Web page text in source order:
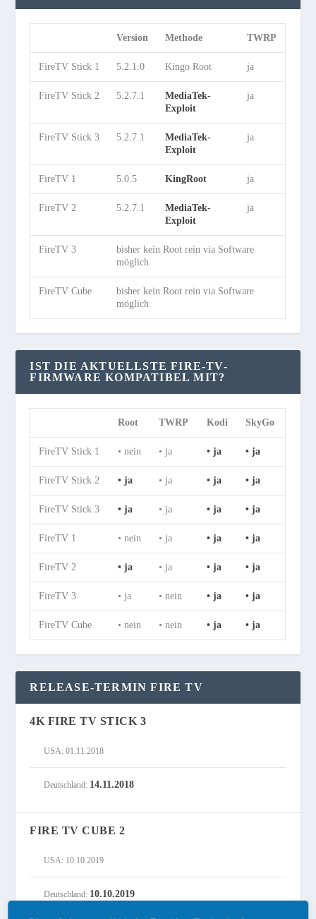
Version Methode TWRP
FireTV Stick 1 5.2.1.0 Kingo Root ja
FireTV Stick 2 5.2.7.1
MediaTek-
Exploit
ja
FireTV Stick 3 5.2.7.1
MediaTek-
Exploit
ja
FireTV 1 5.0.5 KingRoot ja
FireTV 2 5.2.7.1
MediaTek-
Exploit
ja
FireTV 3
bisher kein Root rein via Software
möglich
FireTV Cube
bisher kein Root rein via Software
möglich
IST DIE AKTUELLSTE FIRE-TV-
FIRMWARE KOMPATIBEL MIT?
Root TWRP Kodi SkyGo
FireTV Stick 1 • nein • ja • ja • ja
FireTV Stick 2 • ja • ja • ja • ja
FireTV Stick 3 • ja • ja • ja • ja
FireTV 1 • nein • ja • ja • ja
FireTV 2 • ja • ja • ja • ja
FireTV 3 • ja • nein • ja • ja
FireTV Cube • nein • nein • ja • ja
RELEASE-TERMIN FIRE TV
4K FIRE TV STICK 3
USA: 01.11.2018
Deutschland: 14.11.2018
FIRE TV CUBE 2
USA: 10.10.2019
Deutschland: 10.10.2019